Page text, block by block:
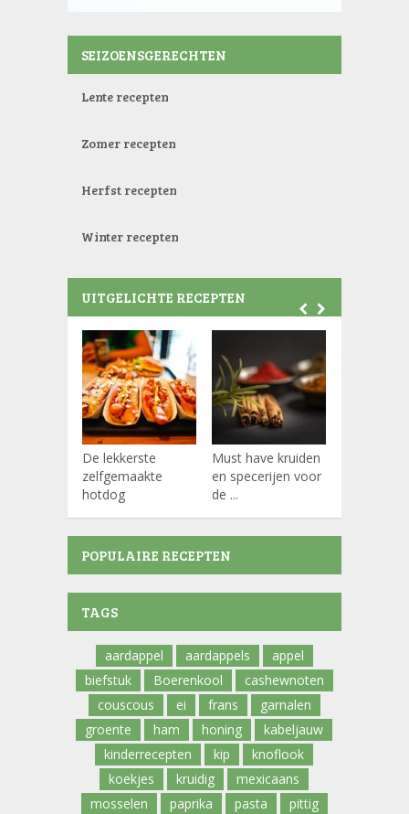
SEIZOENSGERECHTEN
Lente recepten
Zomer recepten
Herfst recepten
Winter recepten
UITGELICHTE RECEPTEN
De lekkerste
zelfgemaakte
hotdog
Must have kruiden
en specerijen voor
de ...
POPULAIRE RECEPTEN
TAGS
aardappel aardappels
appel
biefstuk
Boerenkool
cashewnoten
couscous
ei frans
garnalen
groente
ham honing
kabeljauw
kinderrecepten
kip
knoflook
koekjes
kruidig
mexicaans
mosselen
paprika pasta
pittig